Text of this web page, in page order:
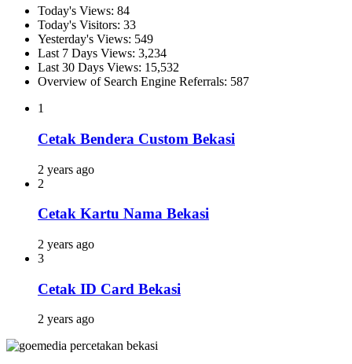
Today's Views: 84
Today's Visitors: 33
Yesterday's Views: 549
Last 7 Days Views: 3,234
Last 30 Days Views: 15,532
Overview of Search Engine Referrals: 587
1
Cetak Bendera Custom Bekasi
2 years ago
2
Cetak Kartu Nama Bekasi
2 years ago
3
Cetak ID Card Bekasi
2 years ago